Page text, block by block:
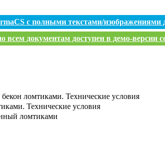
с полными текстами/изображениями
всем документам доступен в демо-версии
ломтиками. Технические условия
Технические условия
ломтиками